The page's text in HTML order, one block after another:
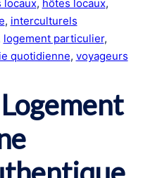
locaux, hôtes locaux
, interculturels
logement particulier
quotidienne, voyageurs